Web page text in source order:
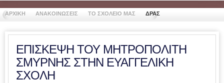
ΑΡΧΙΚΗ ΑΝΑΚΟΙΝΩΣΕΙΣ ΤΟ ΣΧΟΛΕΙΟ ΜΑΣ ΔΡΑΣΤΗΡΙΟΤΗΤΕΣ
ΕΠΙΣΚΕΨΗ ΤΟΥ ΜΗΤΡΟΠΟΛΙΤΗ
ΣΜΥΡΝΗΣ ΣΤΗΝ ΕΥΑΓΓΕΛΙΚΗ
ΣΧΟΛΗ